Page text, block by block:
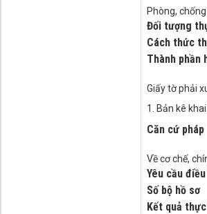
Phòng,
Đối tượng
Cách thức
Thành phần
Giấy tờ phải
1. Bản kê
Căn cứ pháp
Về cơ chế,
Yêu cầu
Số bộ hồ sơ
Kết quả